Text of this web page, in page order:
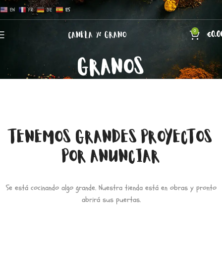
EN FR DE ES
0 €
GRANOS
TENEMOS GRANDES PROYECTOS
POR ANUNCIAR
Se está cocinando algo grande. Nuestra tienda está en obras y pronto
abrirá sus puertas.